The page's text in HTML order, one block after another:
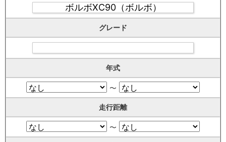
グレード
年式
〜
走行距離
〜